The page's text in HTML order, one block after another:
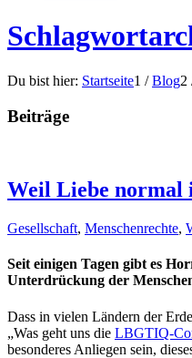
Du bist hier: Startseite1 / Blog2
Beiträge
Weil Liebe normal
Gesellschaft, Menschenrechte,
Seit einigen Tagen gibt es
Unterdrückung der
Dass in vielen Ländern der
„Was geht uns die LBGTIQ-
besonderes Anliegen sein,